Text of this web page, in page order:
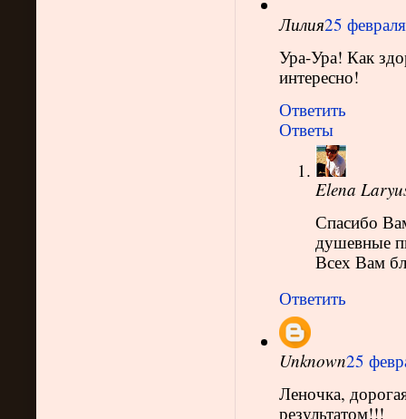
Лилия25
Ура-Ура! Как
интересно!
Ответить
Ответы
Elena
Спасибо
душевные
Всех Вам
Ответить
Unknown25
Леночка,
результатом!!!